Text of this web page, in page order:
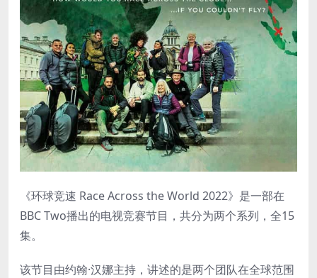
《环球竞速 Race Across the World 2022》是一部在
BBC Two播出的电视竞赛节目，共分为两个系列，全15
集。
该节目由约翰·汉娜主持，讲述的是两个团队在全球范围